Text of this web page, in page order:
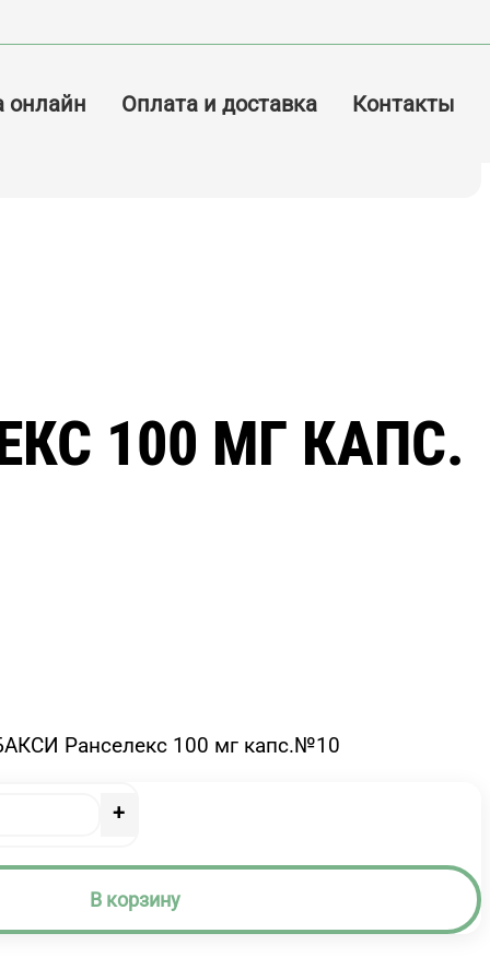
онлайн Оплата и доставка Контакты
100 МГ КАПС.
Ранселекс 100 мг капс.№10
+
В корзину